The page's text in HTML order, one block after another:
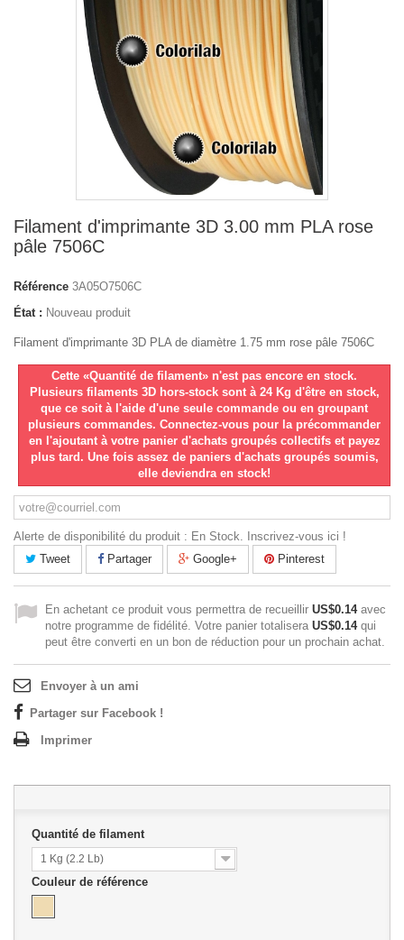
Filament d'imprimante 3D 3.00 mm PLA rose
pâle 7506C
Référence 3A05O7506C
État : Nouveau produit
Filament d'imprimante 3D PLA de diamètre 1.75 mm rose pâle 7506C
Cette «Quantité de filament» n'est pas encore en stock.
Plusieurs filaments 3D hors-stock sont à 24 Kg d'être en stock,
que ce soit à l'aide d'une seule commande ou en groupant
plusieurs commandes. Connectez-vous pour la précommander
en l'ajoutant à votre panier d'achats groupés collectifs et payez
plus tard. Une fois assez de paniers d'achats groupés soumis,
elle deviendra en stock!
Alerte de disponibilité du produit : En Stock. Inscrivez-vous ici !
Tweet
Partager Google+ Pinterest
En achetant ce produit vous permettra de recueillir US$0.14avec
notre programme de fidélité. Votre panier totalisera US$0.14qui
peut être converti en un bon de réduction pour un prochain achat.
Envoyer à un ami
Partager sur Facebook !
Imprimer
Quantité de filament
1 Kg (2.2 Lb)
Couleur de référence